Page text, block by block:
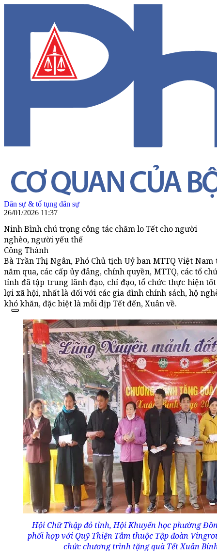
Dân sự & tố tụng dân sự
26/01/2026 11:37
Ninh Bình chú trọng công tác chăm lo Tết cho người
nghèo, người yếu thế
Công Thành
Bà Trần Thị Ngân, Phó Chủ tịch Uỷ ban MTTQ Việt
năm qua, các cấp ủy đảng, chính quyền, MTTQ, các tổ
tỉnh đã tập trung lãnh đạo, chỉ đạo, tổ chức thực hiện
lợi xã hội, nhất là đối với các gia đình chính sách, hộ
khó khăn, đặc biệt là mỗi dịp Tết đến, Xuân về.
Hội Chữ Thập đỏ tỉnh, Hội Khuyến học phường
phối hợp với Quỹ Thiện Tâm thuộc Tập đoàn
chức chương trình tặng quà Tết Xuân